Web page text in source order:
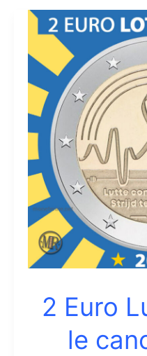
2024
Belgio
–
Presidenza
Unione
Europea
2 Euro
le